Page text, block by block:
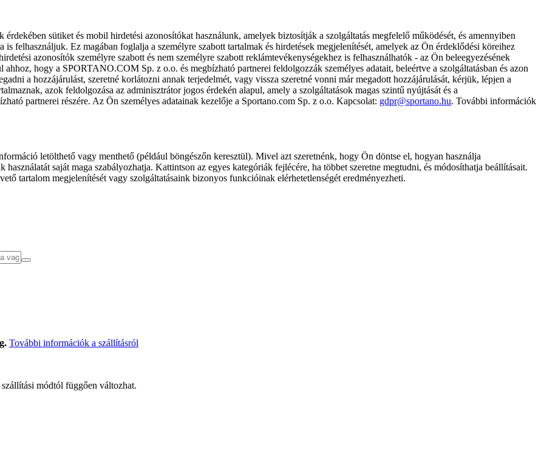
sütiket és mobil hirdetési azonosítókat használunk, amelyek biztosítják a szolgáltatás megfelelő működését, és amennyiben
is felhasználjuk. Ez magában foglalja a személyre szabott tartalmak és hirdetések megjelenítését, amelyek az Ön érdeklődési köreihez
azonosítók személyre szabott és nem személyre szabott reklámtevékenységekhez is felhasználhatók - az Ön beleegyezésének
hogy a SPORTANO.COM Sp. z o.o. és megbízható partnerei feldolgozzák személyes adatait, beleértve a szolgáltatásban és azon
a hozzájárulást, szeretné korlátozni annak terjedelmét, vagy vissza szeretné vonni már megadott hozzájárulását, kérjük, lépjen a
azok feldolgozása az adminisztrátor jogos érdekén alapul, amely a szolgáltatások magas szintű nyújtását és a
partnerei részére. Az Ön személyes adatainak kezelője a Sportano.com Sp. z o.o. Kapcsolat: gdpr@sportano.hu. További információk
letölthető vagy menthető (például böngészőn keresztül). Mivel azt szeretnénk, hogy Ön döntse el, hogyan használja
saját maga szabályozhatja. Kattintson az egyes kategóriák fejlécére, ha többet szeretne megtudni, és módosíthatja beállításait.
tartalom megjelenítését vagy szolgáltatásaink bizonyos funkcióinak elérhetetlenségét eredményezheti.
További információk a szállításról
módtól függően változhat.